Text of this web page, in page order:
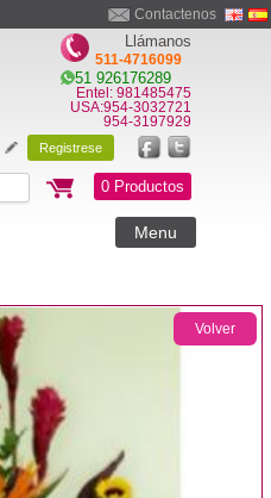
Volver
Contactenos
Llámanos
511-4716099
51 926176289
Entel: 981485475
USA:954-3032721
954-3197929
Registrese
0 Productos
Menu